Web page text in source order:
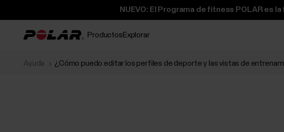
NUEVO: El Programa de fitness POLAR es
Productos Explorar
Ayuda ¿Cómo puedo editar los perfiles de deporte y las vistas de